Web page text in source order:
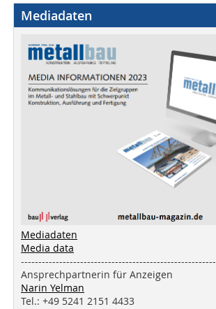
Mediadaten
Mediadaten
Media data
--------------------------------------------------------
Ansprechpartnerin für Anzeigen
Narin Yelman
Tel.: +49 5241 2151 4433